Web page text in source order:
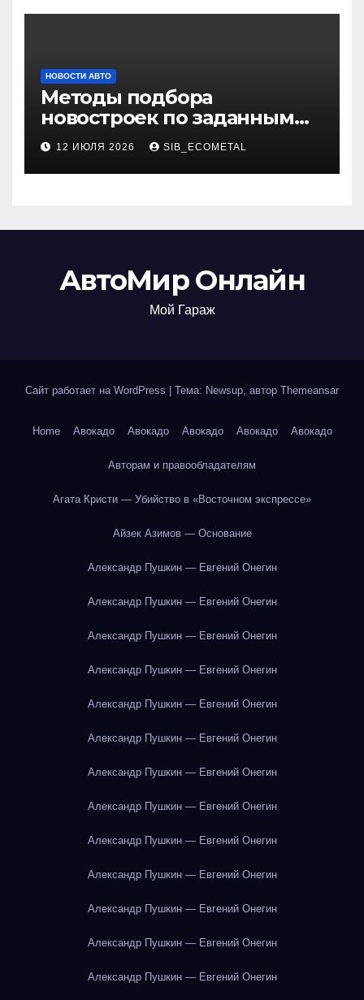
НОВОСТИ АВТО
Методы подбора
новостроек по заданным
критериям
12 ИЮЛЯ 2026 SIB_ECOMETAL
АвтоМир Онлайн
Мой Гараж
Сайт работает на WordPress Тема: Newsup, автор Themeansar
Home Авокадо Авокадо Авокадо Авокадо Авокадо
Авторам и правообладателям
Агата Кристи — Убийство в «Восточном экспрессе»
Айзек Азимов — Основание
Александр Пушкин — Евгений Онегин
Александр Пушкин — Евгений Онегин
Александр Пушкин — Евгений Онегин
Александр Пушкин — Евгений Онегин
Александр Пушкин — Евгений Онегин
Александр Пушкин — Евгений Онегин
Александр Пушкин — Евгений Онегин
Александр Пушкин — Евгений Онегин
Александр Пушкин — Евгений Онегин
Александр Пушкин — Евгений Онегин
Александр Пушкин — Евгений Онегин
Александр Пушкин — Евгений Онегин
Александр Пушкин — Евгений Онегин